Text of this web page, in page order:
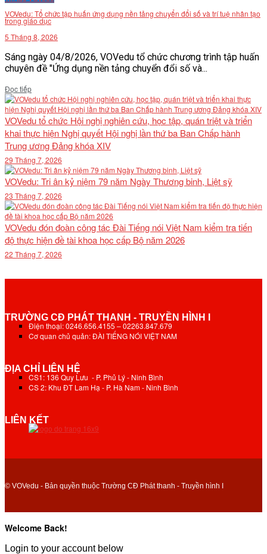
VOVedu: Tổ chức tập huấn ứng dụng nền tảng chuyển đổi số và trí tuệ nhân tạo
trong giáo dục
5 Tháng 8, 2026
Sáng ngày 04/8/2026, VOVedu tổ chức chương trình tập huấn
chuyên đề "Ứng dụng nền tảng chuyển đổi số và...
Đọc tiếpDetails
VOVedu tổ chức Hội nghị nghiên cứu, học tập, quán triệt và triển
khai thực hiện Nghị quyết Hội nghị lần thứ ba Ban Chấp hành
Trung ương Đảng khóa XIV
29 Tháng 7, 2026
VOVedu: Tri ân kỷ niệm 79 năm Ngày Thương binh, Liệt sỹ
23 Tháng 7, 2026
VOVedu đón đoàn công tác Đài Tiếng nói Việt Nam kiểm tra tiến
độ thực hiện đề tài khoa học cấp Bộ năm 2026
22 Tháng 7, 2026
TRƯỜNG CĐ PHÁT THANH - TRUYỀN HÌNH I
Điện thoại: 0246.656.4155 – 02263.847.679
Cơ quan chủ quản: ĐÀI TIẾNG NÓI VIỆT NAM
ĐỊA CHỈ LIÊN HỆ
CS1: 136 Quy Lưu - P. Phủ Lý - Ninh Bình
CS 2: Khu ĐT Lam Hạ - P. Hà Nam - Ninh Bình
LIÊN KẾT
© VOVedu - Bản quyền thuộc Trường CĐ Phát thanh - Truyền hình I
Welcome Back!
Login to your account below